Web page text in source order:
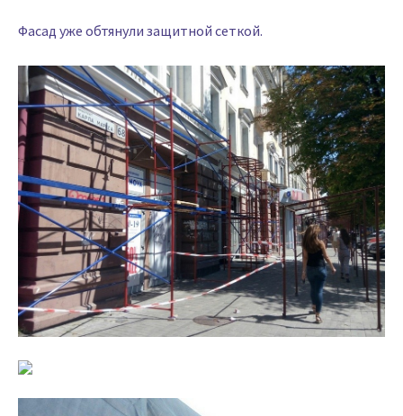
Фасад уже обтянули защитной сеткой.